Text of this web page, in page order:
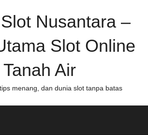
Nusantara –
Slot Online
Tanah Air
menang, dan dunia slot tanpa batas